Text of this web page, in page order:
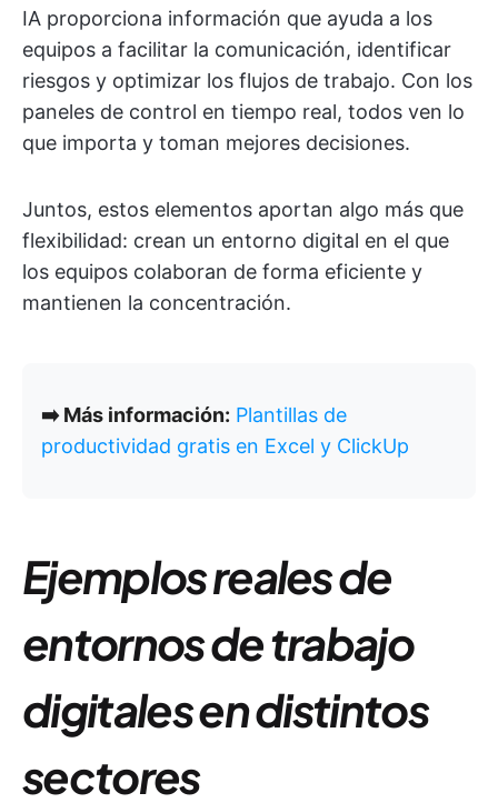
IA proporciona información que ayuda a los
equipos a facilitar la comunicación, identificar
riesgos y optimizar los flujos de trabajo. Con los
paneles de control en tiempo real, todos ven lo
que importa y toman mejores decisiones.
Juntos, estos elementos aportan algo más que
flexibilidad: crean un entorno digital en el que
los equipos colaboran de forma eficiente y
mantienen la concentración.
➡️ Más información: Plantillas de
productividad gratis en Excel y ClickUp
Ejemplos reales de
entornos de trabajo
digitales en distintos
sectores